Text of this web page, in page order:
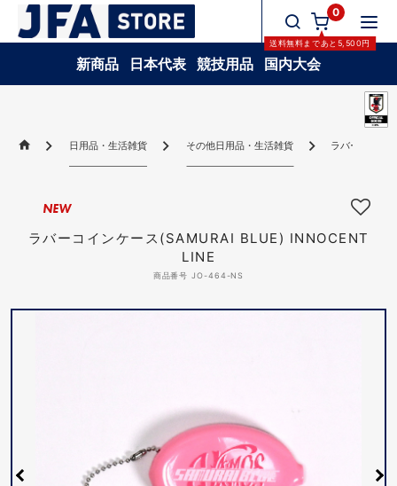
0
送料無料まであと 5,500円
新商品 日本代表 競技用品 国内大会
日用品・生活雑貨 その他日用品・生活雑貨 ラバーコイン
ラバーコインケース(SAMURAI BLUE) INNOCENT
LINE
商品番号 JO-464-NS
NEW